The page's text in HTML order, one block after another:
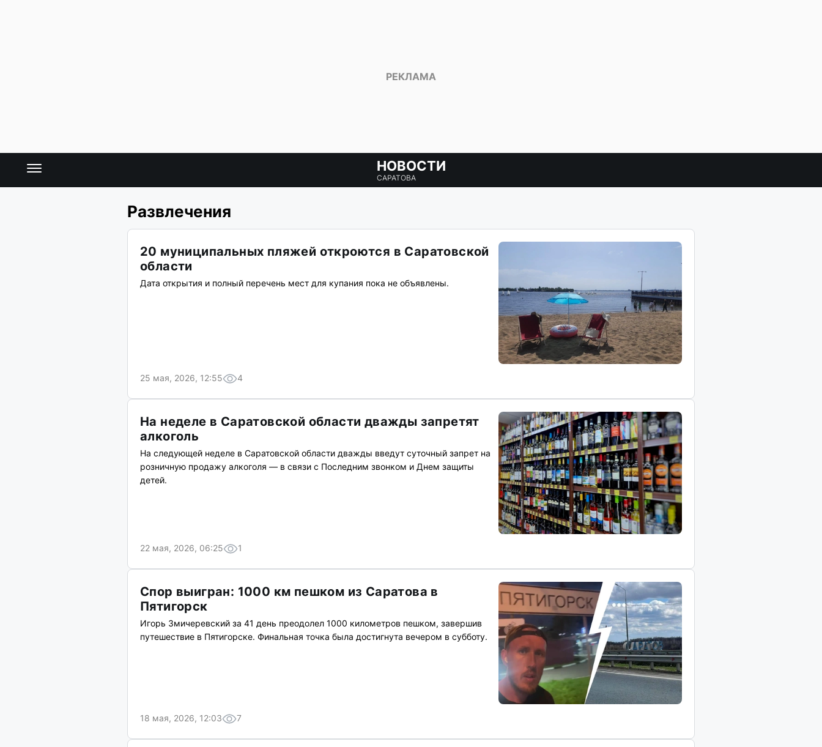
НОВОСТИ
САРАТОВА
Развлечения
20 муниципальных пляжей откроются в Саратовской
области
Дата открытия и полный перечень мест для купания пока не объявлены.
25 мая, 2026, 12:55 4
На неделе в Саратовской области дважды запретят
алкоголь
На следующей неделе в Саратовской области дважды введут суточный запрет на
розничную продажу алкоголя — в связи с Последним звонком и Днем защиты
детей.
22 мая, 2026, 06:25 1
Спор выигран: 1000 км пешком из Саратова в
Пятигорск
Игорь Змичеревский за 41 день преодолел 1000 километров пешком, завершив
путешествие в Пятигорске. Финальная точка была достигнута вечером в субботу.
18 мая, 2026, 12:03 7